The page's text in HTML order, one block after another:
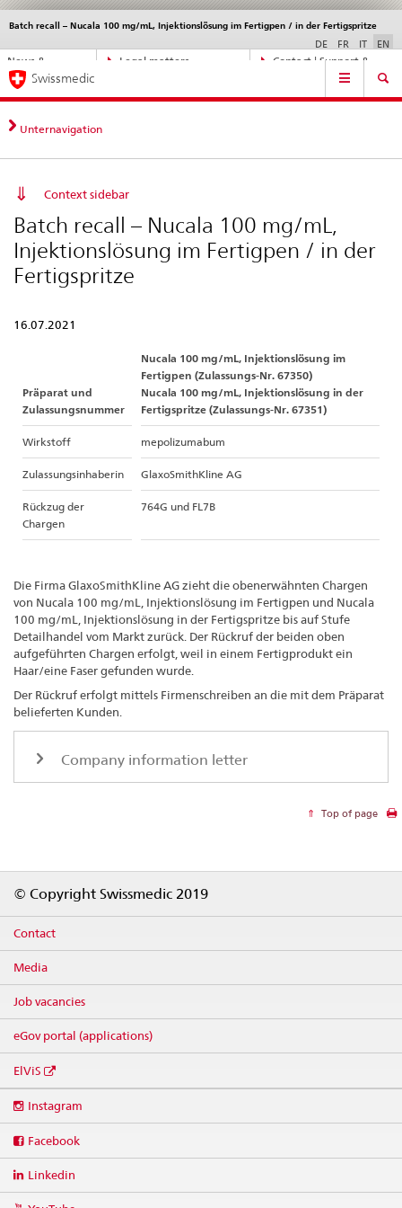
Direct
navigation:
news,
matters,
News &
Legal matters,
Contact | Support &
Batch recall – Nucala 100 mg/mL, Injektionslösung im Fertigpen / in der Fertigspritze
Languages
DE FR IT EN
Service
Main
Navigation
Swissmedic
Unternavigation
Context sidebar
Batch recall – Nucala 100 mg/mL,
Injektionslösung im Fertigpen / in der
Fertigspritze
16.07.2021
Präparat und
Zulassungsnummer
Nucala 100 mg/mL, Injektionslösung im
Fertigpen (Zulassungs-Nr. 67350)
Nucala 100 mg/mL, Injektionslösung in der
Fertigspritze (Zulassungs-Nr. 67351)
Wirkstoff mepolizumabum
Zulassungsinhaberin GlaxoSmithKline AG
Rückzug der
Chargen
764G und FL7B
Die Firma GlaxoSmithKline AG zieht die obenerwähnten Chargen
von Nucala 100 mg/mL, Injektionslösung im Fertigpen und Nucala
100 mg/mL, Injektionslösung in der Fertigspritze bis auf Stufe
Detailhandel vom Markt zurück. Der Rückruf der beiden oben
aufgeführten Chargen erfolgt, weil in einem Fertigprodukt ein
Haar/eine Faser gefunden wurde.
Der Rückruf erfolgt mittels Firmenschreiben an die mit dem Präparat
belieferten Kunden.
Company information letter
Top of page
© Copyright Swissmedic 2019
Contact
Media
Job vacancies
eGov portal (applications)
ElViS
media
Instagram
Facebook
Linkedin